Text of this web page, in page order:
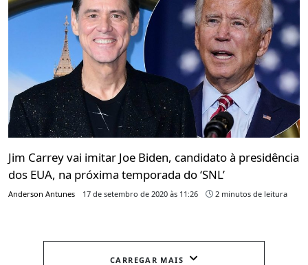
Jim Carrey vai imitar Joe Biden, candidato à presidência
dos EUA, na próxima temporada do ‘SNL’
Anderson Antunes 17 de setembro de 2020 às 11:26 2 minutos de leitura
CARREGAR MAIS